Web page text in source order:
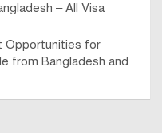
– All Visa
Opportunities for
from Bangladesh and